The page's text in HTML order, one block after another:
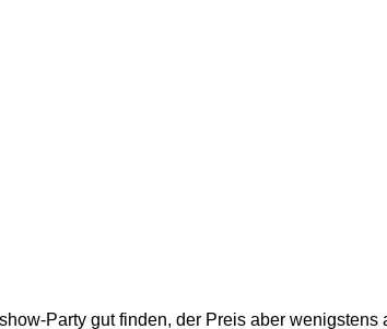
Party gut finden, der Preis aber